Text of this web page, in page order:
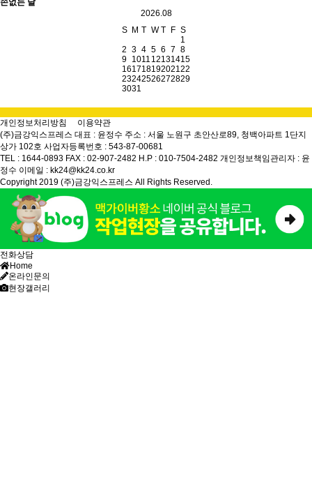
2026.08
S M T W T F S
1
2 3 4 5 6 7 8
9 1011 12131415
161718192021 22
23242526272829
3031
개인정보처리방침
이용약관
(주)금강익스프레스 대표 : 윤정수 주소 : 서울 노원구 초안산로89, 청백아파트 1단지
상가 102호 사업자등록번호 : 543-87-00681
TEL : 1644-0893 FAX : 02-907-2482 H.P : 010-7504-2482 개인정보책임관리자 : 윤
정수 이메일 : kk24@kk24.co.kr
Copyright 2019 (주)금강익스프레스 All Rights Reserved.
전화상담
Home
온라인문의
현장갤러리